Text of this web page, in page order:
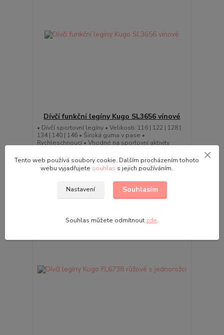
Dívčí funkční legíny Kugo SL3656 vínové
• Dívčí sportovní legíny • Velikosti: 116 | 122 | 128 |
134 | 140 | 146 • Široká guma v pase •
Rychleschnoucí • Vhodné na sportovní aktivity
349,00 Kč
Zvolit variantu
Tento web používá soubory cookie. Dalším procházením tohoto
webu vyjadřujete souhlas s jejich používáním.
Nastavení Souhlasím
Souhlas můžete odmítnout zde.